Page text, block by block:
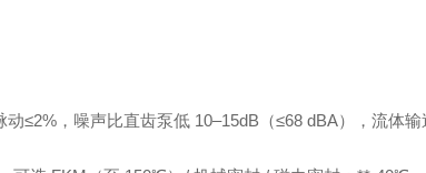
≤2%，噪声比直齿泵低 10–15dB（≤68 dBA），流体输